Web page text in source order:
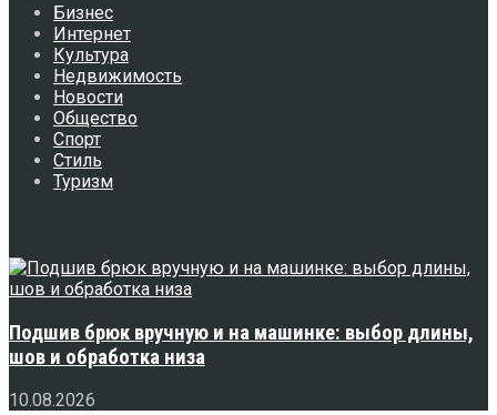
Бизнес
Интернет
Культура
Недвижимость
Новости
Общество
Спорт
Стиль
Туризм
Подшив брюк вручную и на машинке: выбор длины,
шов и обработка низа
10.08.2026